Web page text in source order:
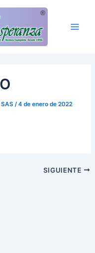
SAS/4 de enero de 2022
SIGUIENTE